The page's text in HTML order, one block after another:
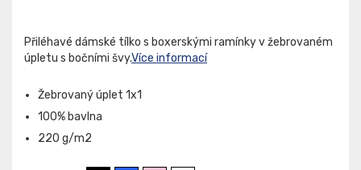
Přiléhavé dámské tílko s boxerskými ramínky v žebrovaném
úpletu s bočními švy.Více informací
Žebrovaný úplet 1x1
100% bavlna
220 g/m2